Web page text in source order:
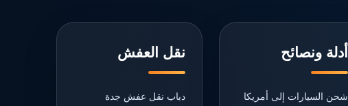
أدلة ونصائح
شحن السيارات إلى أمريكا
نقل العفش
دباب نقل عفش جدة